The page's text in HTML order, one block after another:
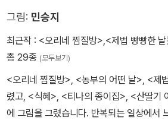
그림: 민승지
최근작 : <오리네 찜질방>,<제법 빵빵한
총 29종 (모두보기)
<오리네 찜질방>, <농부의 어떤 날>, <제
렸고, <식혜>, <티나의 종이집>, <산딸기
에 그림을 그렸습니다. 반복되는 일상에서 느껴지는 안도감을 표현하